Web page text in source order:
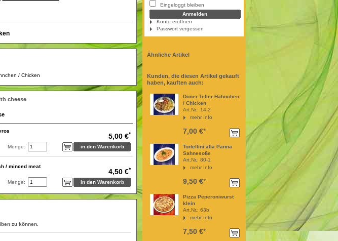
Eingeloggt bleiben
Konto eröffnen
Passwort vergessen
Ähnliche Artikel
Kunden, die diesen Artikel gekauft
haben, kauften auch:
Döner Teller Hähnchen
/ Chicken
Art.Nr.: 14-2
mehr Info
7,00 €*
Tortellini alla Panna
Sahnesoße
Art.Nr.: 80-1
mehr Info
9,50 €*
Pizza Peperoniwurst
klein
Art.Nr.: 63b
mehr Info
7,50 €*
/ Chicken
cheese
5,00 €*
Menge:
/ minced meat
4,50 €*
Menge:
zu können.